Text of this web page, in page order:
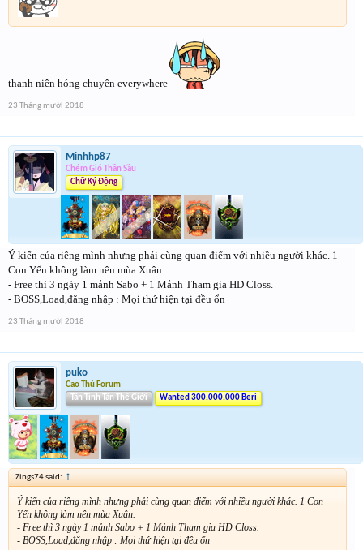
thanh niên hóng chuyện everywhere
23 Tháng mười 2018
Minhhp87
Chém Gió Thần Sầu
Chữ Ký Động
Ý kiến của riêng mình nhưng phải cùng quan điểm với nhiều người khác. 1
Con Yến không làm nên mùa Xuân.
- Free thì 3 ngày 1 mảnh Sabo + 1 Mảnh Tham gia HD Closs.
- BOSS,Load,đăng nhập : Mọi thứ hiện tại đều ổn
23 Tháng mười 2018
puko
Cao Thủ Forum
Tân Tinh Tân Thế Giới
Wanted 300.000.000 Beri
Zings74 said: ↑
Ý kiến của riêng mình nhưng phải cùng quan điểm với nhiều người khác. 1 Con
Yến không làm nên mùa Xuân.
- Free thì 3 ngày 1 mảnh Sabo + 1 Mảnh Tham gia HD Closs.
- BOSS,Load,đăng nhập : Mọi thứ hiện tại đều ổn